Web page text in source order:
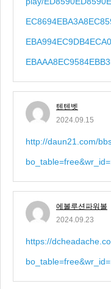
텐텐벳
2024.09.15
http://daun21.com/
에볼루션파워볼
2024.09.23
https://